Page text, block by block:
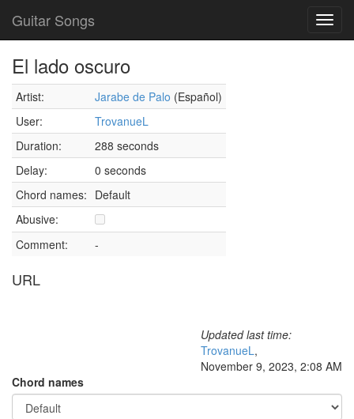
Guitar Songs
El lado oscuro
Artist: Jarabe de Palo (Español)
User:
TrovanueL
Duration:
288 seconds
Delay:
0 seconds
Chord names: Default
Abusive:
Comment:
-
URL
Updated last time:
TrovanueL,
November 9, 2023, 2:08 AM
Chord names